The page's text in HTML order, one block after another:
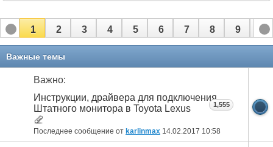
1 2 3 4 5 6 7 8 9 10
11 12
Важные темы
Важно:
Инструкции, драйвера для подключения
Штатного монитора в Toyota Lexus
Последнее сообщение от karlinmax 14.02.2017 10:58
1,555